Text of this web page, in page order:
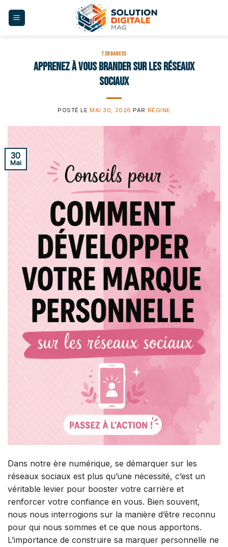
TENDANCES
Apprenez à vous brander sur les réseaux
sociaux
POSTÉ LE MAI 30, 2026 PAR RÉGINE
30
Mai
Dans notre ère numérique, se démarquer sur les
réseaux sociaux est plus qu’une nécessité, c’est un
véritable levier pour booster votre carrière et
renforcer votre confiance en vous. Bien souvent,
nous nous interrogions sur la manière d’être reconnu
pour qui nous sommes et ce que nous apportons.
L’importance de construire sa marquer personnelle ne